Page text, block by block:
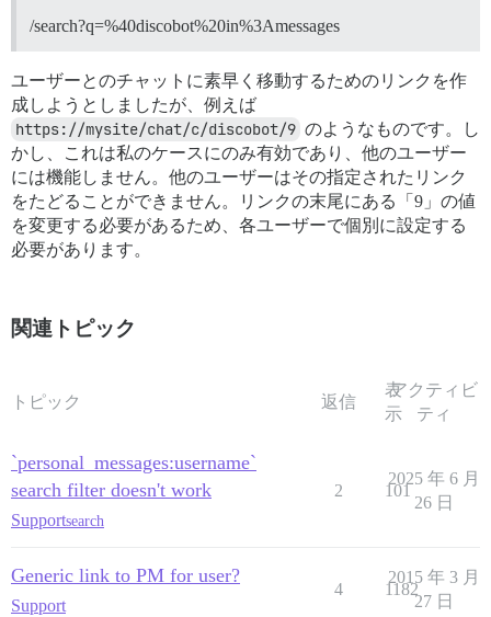
/search?q=%40discobot%20in%3Amessages
ユーザーとのチャットに素早く移動するためのリンクを作
成しようとしましたが、例えば
https://mysite/chat/c/discobot/9 のようなものです。し
かし、これは私のケースにのみ有効であり、他のユーザー
には機能しません。他のユーザーはその指定されたリンク
をたどることができません。リンクの末尾にある「9」の値
を変更する必要があるため、各ユーザーで個別に設定する
必要があります。
関連トピック
トピック 返信
表
示
アクティビ
ティ
`personal_messages:username`
search filter doesn't work
Supportsearch
2 101
2025 年 6 月
26 日
Generic link to PM for user?
Support
4 1182
2015 年 3 月
27 日